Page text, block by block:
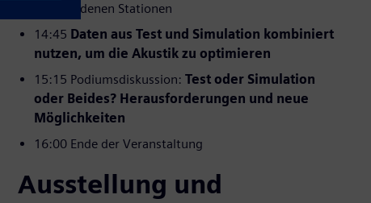
verschiedenen Stationen
14:45 Daten aus Test und Simulation kombiniert
nutzen, um die Akustik zu optimieren
15:15 Podiumsdiskussion: Test oder Simulation
oder Beides? Herausforderungen und neue
Möglichkeiten
16:00 Ende der Veranstaltung
Ausstellung und